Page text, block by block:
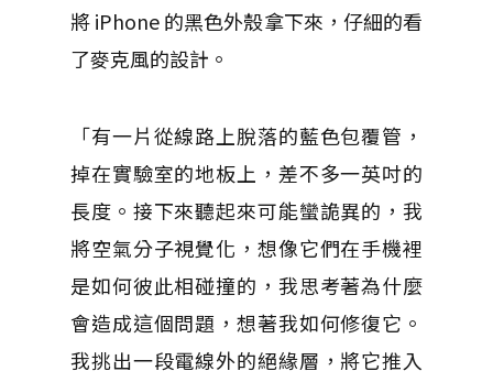
將 iPhone 的黑色外殼拿下來，仔細的看
了麥克風的設計。
「有一片從線路上脫落的藍色包覆管，
掉在實驗室的地板上，差不多一英吋的
長度。接下來聽起來可能蠻詭異的，我
將空氣分子視覺化，想像它們在手機裡
是如何彼此相碰撞的，我思考著為什麼
會造成這個問題，想著我如何修復它。
我挑出一段電線外的絕緣層，將它推入